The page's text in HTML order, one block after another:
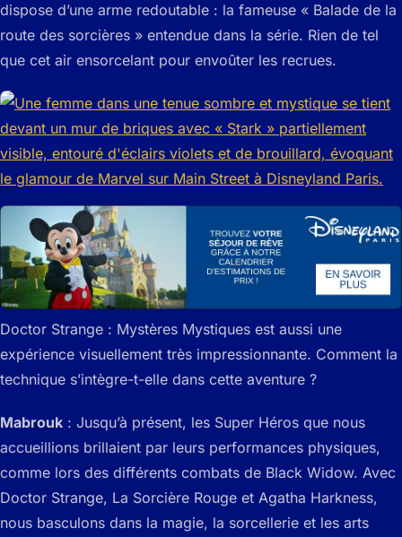
dispose d’une arme redoutable : la fameuse « Balade de la
route des sorcières » entendue dans la série. Rien de tel
que cet air ensorcelant pour envoûter les recrues.
Doctor Strange : Mystères Mystiques est aussi une
expérience visuellement très impressionnante. Comment la
technique s’intègre-t-elle dans cette aventure ?
Mabrouk : Jusqu’à présent, les Super Héros que nous
accueillions brillaient par leurs performances physiques,
comme lors des différents combats de Black Widow. Avec
Doctor Strange, La Sorcière Rouge et Agatha Harkness,
nous basculons dans la magie, la sorcellerie et les arts